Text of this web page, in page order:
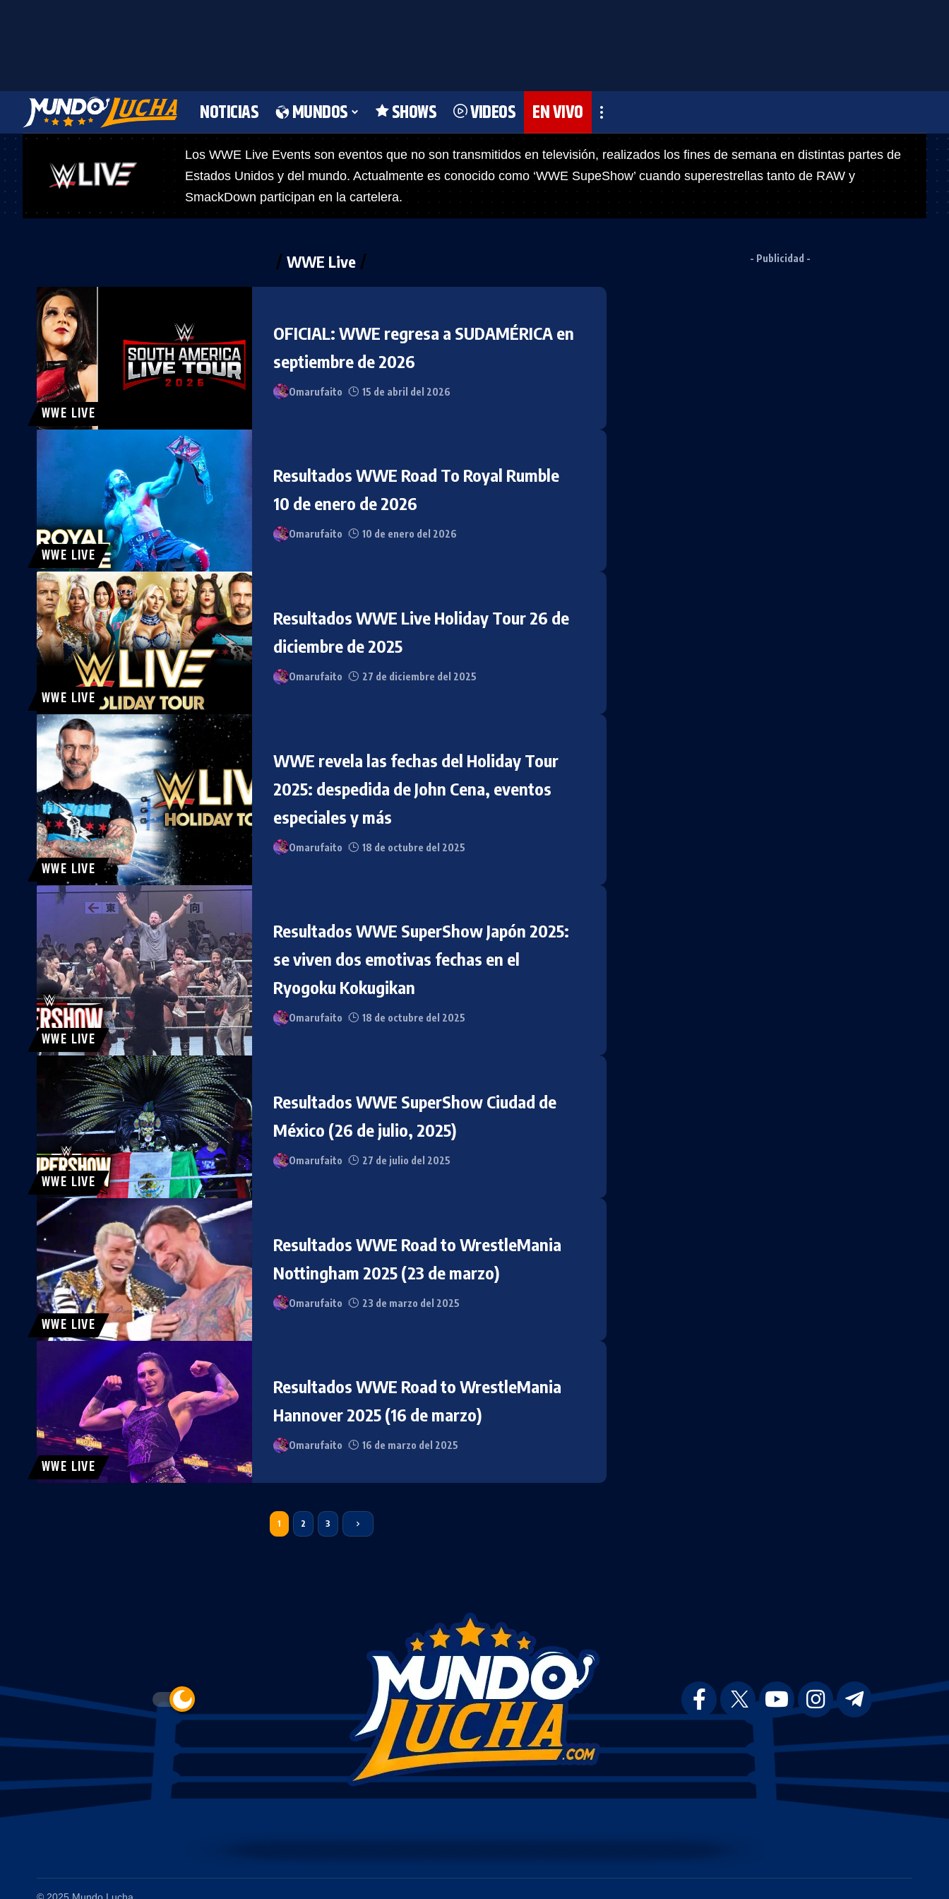
NOTICIAS MUNDOS SHOWS VIDEOS EN VIVO
Los WWE Live Events son eventos que no son transmitidos en televisión, realizados los fines de semana en distintas partes de
Estados Unidos y del mundo. Actualmente es conocido como ‘WWE SupeShow’ cuando superestrellas tanto de RAW y
SmackDown participan en la cartelera.
WWE Live
WWE LIVE
OFICIAL: WWE regresa a SUDAMÉRICA en
septiembre de 2026
Omarufaito 15 de abril del 2026
WWE LIVE
Resultados WWE Road To Royal Rumble
10 de enero de 2026
Omarufaito 10 de enero del 2026
WWE LIVE
Resultados WWE Live Holiday Tour 26 de
diciembre de 2025
Omarufaito 27 de diciembre del 2025
WWE LIVE
WWE revela las fechas del Holiday Tour
2025: despedida de John Cena, eventos
especiales y más
Omarufaito 18 de octubre del 2025
WWE LIVE
Resultados WWE SuperShow Japón 2025:
se viven dos emotivas fechas en el
Ryogoku Kokugikan
Omarufaito 18 de octubre del 2025
WWE LIVE
Resultados WWE SuperShow Ciudad de
México (26 de julio, 2025)
Omarufaito 27 de julio del 2025
WWE LIVE
Resultados WWE Road to WrestleMania
Nottingham 2025 (23 de marzo)
Omarufaito 23 de marzo del 2025
WWE LIVE
Resultados WWE Road to WrestleMania
Hannover 2025 (16 de marzo)
Omarufaito 16 de marzo del 2025
1 2 3
- Publicidad -
© 2025 Mundo Lucha.